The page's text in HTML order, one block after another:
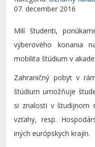
07. december 2016
Milí študenti,
výberového konania
mobilita štúdium v
Zahraničný pobyt v
štúdium umožňuje
si znalosti v študijnom
vzťahy, resp.
iných európskych krajín.